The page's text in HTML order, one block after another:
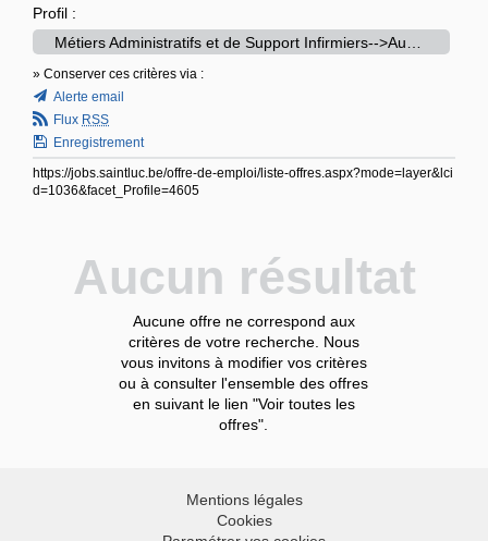
Profil :
Métiers Administratifs et de Support Infirmiers-->Auxiliaire de Stérilisation
» Conserver ces critères via :
Alerte email
Flux RSS
Enregistrement
https://jobs.saintluc.be/offre-de-emploi/liste-offres.aspx?mode=layer&lci
d=1036&facet_Profile=4605
Aucun résultat
Aucune offre ne correspond aux
critères de votre recherche. Nous
vous invitons à modifier vos critères
ou à consulter l'ensemble des offres
en suivant le lien "Voir toutes les
offres".
Mentions légales
Cookies